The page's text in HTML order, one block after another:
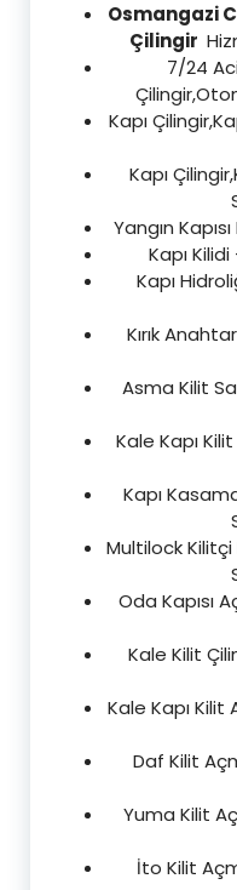
Osmangazi
Çilingir
7/24
Kapı
Kapı
Yangın
Kapı
Kapı
Kırık
Asma Kilit
Kale Kapı
Kapı
Multilock
Oda Kapısı
Kale Kilit
Kale Kapı Kilit
Daf Kilit
Yuma Kilit
İto Kilit